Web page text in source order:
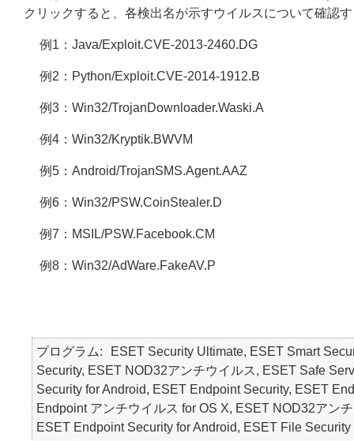
クリックすると、各検出名が示すウイルスについて確認
例1：Java/Exploit.CVE-2013-2460.DG
例2：Python/Exploit.CVE-2014-1912.B
例3：Win32/TrojanDownloader.Waski.A
例4：Win32/Kryptik.BWVM
例5：Android/TrojanSMS.Agent.AAZ
例6：Win32/PSW.CoinStealer.D
例7：MSIL/PSW.Facebook.CM
例8：Win32/AdWare.FakeAV.P
プログラム
ESET Security Ultimate, ESET Smart
Security, ESET NOD32アンチウイルス, ESET Safe
Security for Android, ESET Endpoint Security, ESET
Endpoint アンチウイルス for OS X, ESET NOD32アン
ESET Endpoint Security for Android, ESET File